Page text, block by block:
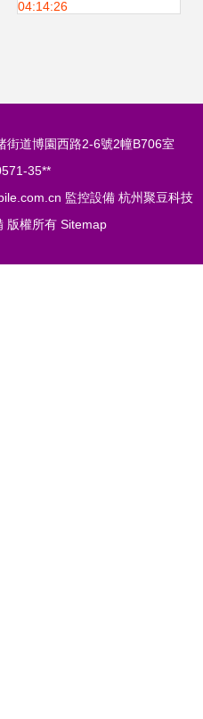
04:14:26
街道博園西路2-6號2幢B706室
35**
監控設備 杭州聚豆科技
版權所有 Sitemap